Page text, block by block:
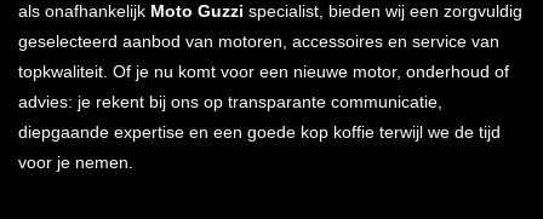
als onafhankelijk Moto Guzzi specialist, bieden wij een zorgvuldig
geselecteerd aanbod van motoren, accessoires en service van
topkwaliteit. Of je nu komt voor een nieuwe motor, onderhoud of
advies: je rekent bij ons op transparante communicatie,
diepgaande expertise en een goede kop koffie terwijl we de tijd
voor je nemen.